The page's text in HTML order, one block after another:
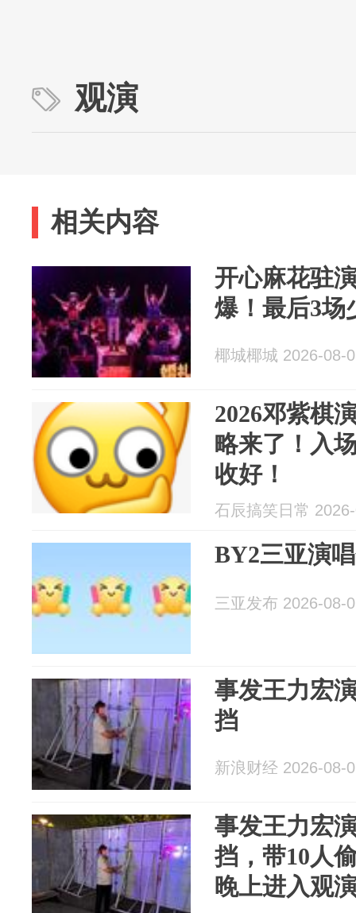
观演
相关内容
开心麻花驻
爆！最后3场
椰城椰城 2026-08-
2026邓紫棋
略来了！入
收好！
石辰搞笑日常
BY2三亚演
三亚发布 2026-08-
事发王力宏
挡
新浪财经 2026-08-
事发王力宏
挡，带10人
晚上进入观